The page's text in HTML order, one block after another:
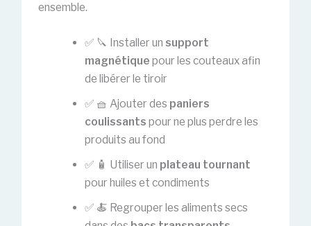
ensemble.
✅ 🔪 Installer un support
magnétique pour les couteaux afin
de libérer le tiroir
✅ 🧺 Ajouter des paniers
coulissants pour ne plus perdre les
produits au fond
✅ 🧴 Utiliser un plateau tournant
pour huiles et condiments
✅ 🍝 Regrouper les aliments secs